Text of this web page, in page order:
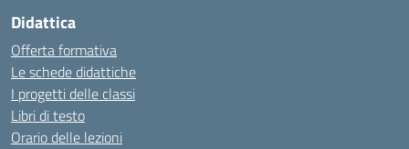
Didattica
Offerta formativa
Le schede didattiche
I progetti delle classi
Libri di testo
Orario delle lezioni